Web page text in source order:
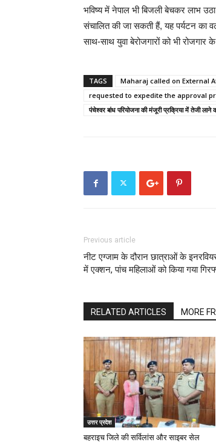
भविष्य में नेपाल भी बिजली बेचकर लाभ
संचालित की जा सकती हैं, यह पर्यटन का
साथ-साथ युवा बेरोजगारों को भी
TAGS
Maharaj called on External
requested to expedite the approval
पंचेश्वर बांध परियोजना की मंजूरी प्रक्रिया में तेजी लाने
Previous article
नीट एग्जाम के दौरान छात्राओं के
में एक्शन, पांच महिलाओं को किया गया
RELATED ARTICLES MORE
उत्तर प्रदेश
बहराइच जिले की सर्विलांस और साइबर सेल